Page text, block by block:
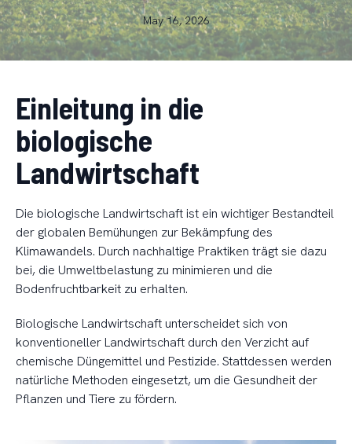
May 16, 2026
Einleitung in die
biologische
Landwirtschaft
Die biologische Landwirtschaft ist ein wichtiger Bestandteil
der globalen Bemühungen zur Bekämpfung des
Klimawandels. Durch nachhaltige Praktiken trägt sie dazu
bei, die Umweltbelastung zu minimieren und die
Bodenfruchtbarkeit zu erhalten.
Biologische Landwirtschaft unterscheidet sich von
konventioneller Landwirtschaft durch den Verzicht auf
chemische Düngemittel und Pestizide. Stattdessen werden
natürliche Methoden eingesetzt, um die Gesundheit der
Pflanzen und Tiere zu fördern.